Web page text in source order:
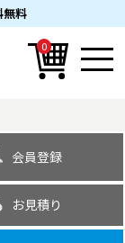
料
0
会員登録
お見積り